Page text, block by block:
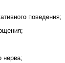
поведения;
нерва;